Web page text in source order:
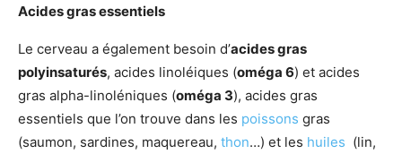
Acides gras essentiels
Le cerveau a également besoin d’acides gras
polyinsaturés, acides linoléiques (oméga 6) et acides
gras alpha-linoléniques (oméga 3), acides gras
essentiels que l’on trouve dans les poissons gras
(saumon, sardines, maquereau, thon…) et les huiles (lin,